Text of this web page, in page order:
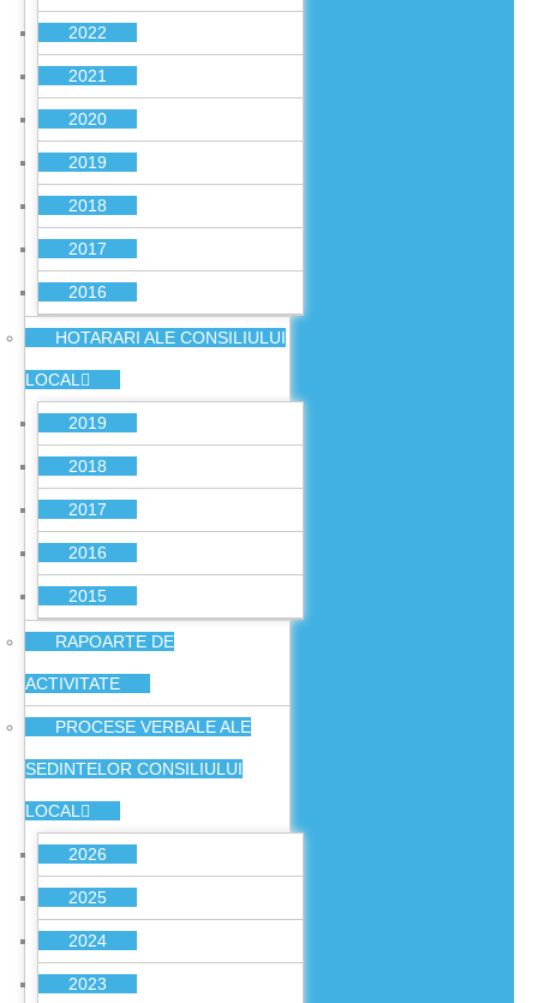
2022
2021
2020
2019
2018
2017
2016
HOTARARI ALE CONSILIULUI
LOCAL
2019
2018
2017
2016
2015
RAPOARTE DE
ACTIVITATE
PROCESE VERBALE ALE
SEDINTELOR CONSILIULUI
LOCAL
2026
2025
2024
2023